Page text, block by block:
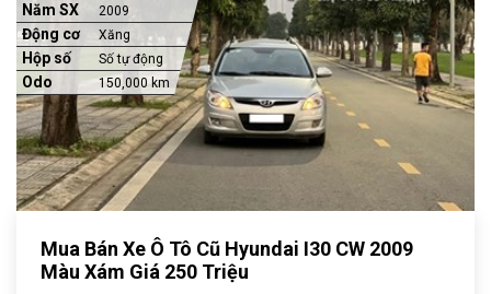
Năm SX 2009
Động cơ Xăng
Hộp số Số tự động
Odo 150,000 km
Mua Bán Xe Ô Tô Cũ Hyundai I30 CW 2009
Màu Xám Giá 250 Triệu